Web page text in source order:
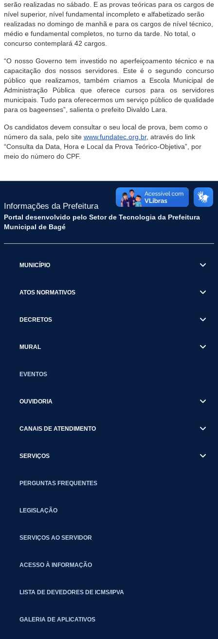
serão realizadas no sábado. E as provas teóricas para os cargos de
nível superior, nível fundamental incompleto e alfabetizado serão
realizadas no domingo de manhã e para os cargos de nível técnico,
médio e fundamental completos, no turno da tarde. No total, o
concurso contemplará 42 cargos.
“O nosso Governo tem investido no aperfeiçoamento técnico e na
capacitação dos nossos servidores. Este é o segundo concurso
público que realizamos, também criamos a Escola Municipal de
Administração Pública que oferece cursos para os servidores
municipais. Tudo para oferecermos um serviço público de qualidade
para os bageenses”, salienta o prefeito Divaldo Lara.
Os candidatos devem consultar o seu local de prova, bem como o
número da sala, pelo site www.fundatec.org.br, através do link
“Consulta da Data, Hora e Local da Prova Teórico-Objetiva”, por
meio do número do CPF.
Informações da Prefeitura
Portal desenvolvido pelo Setor de Tecnologia da Prefeitura
Municipal de Bagé
MUNICÍPIO
ATOS NORMATIVOS
DECRETOS
MURAL
EVENTOS
OUVIDORIA
CANAIS DE ATENDIMENTO
SERVIÇOS
PERGUNTAS FREQUENTES
LEGISLAÇÃO
SERVIÇOS AO SERVIDOR
ACESSO À INFORMAÇÃO
LISTA DE DEVEDORES DE ICMS/IPVA
GALERIA DE APLICATIVOS